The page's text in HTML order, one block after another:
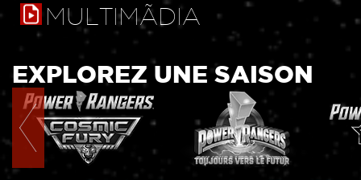
MULTIMÃDIA
EXPLOREZ UNE SAISON